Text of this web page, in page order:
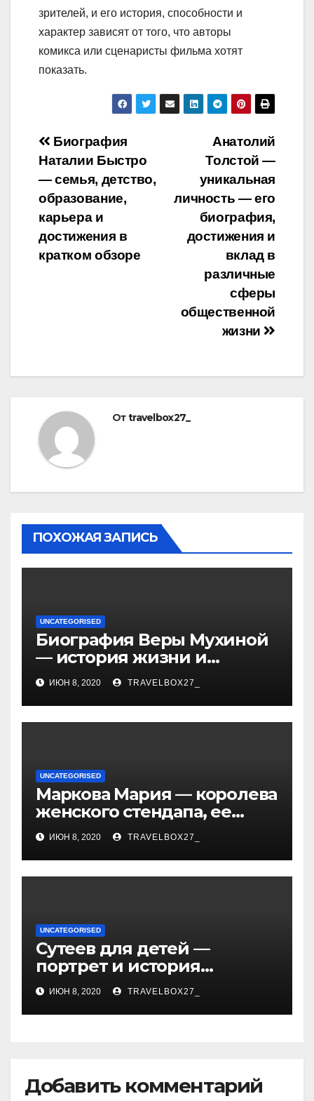
зрителей, и его история, способности и
характер зависят от того, что авторы
комикса или сценаристы фильма хотят
показать.
Навигация
по
записям
Анатолий
Толстой —
уникальная
личность — его
биография,
достижения и
вклад в
различные
сферы
общественной
жизни
Биография
Наталии Быстро
— семья, детство,
образование,
карьера и
достижения в
кратком обзоре
Отtravelbox27_
ПОХОЖАЯ ЗАПИСЬ
UNCATEGORISED
Биография Веры Мухиной
— история жизни и
карьеры успешной
художницы, ее
достижения и творчество
ИЮН 8, 2020 TRAVELBOX27_
UNCATEGORISED
Маркова Мария — королева
женского стендапа, ее
биография, самые
смешные выступления,
ураган смеха и
непревзойденный талант!
ИЮН 8, 2020 TRAVELBOX27_
UNCATEGORISED
Сутеев для детей —
портрет и история
творчества известного и
любимого художника
ИЮН 8, 2020 TRAVELBOX27_
Добавить комментарий